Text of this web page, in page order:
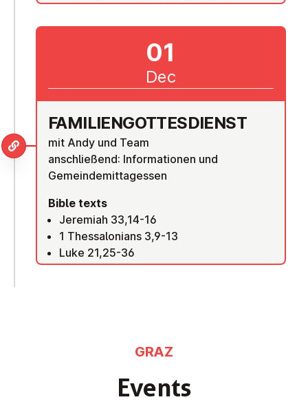
FAM­I­LI­EN­GOTTES­DI­ENST
mit Andy und Team
anschließend: Informationen und
Gemeindemittagessen
Bible texts
Jeremiah 33,14-16
1 Thessalonians 3,9-13
Luke 21,25-36
01
Dec
Events
GRAZ